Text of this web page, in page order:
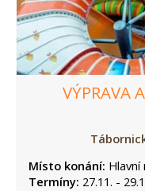
VÝPRAVA
Místo konání: Hlavní
Termíny: 27.11. -